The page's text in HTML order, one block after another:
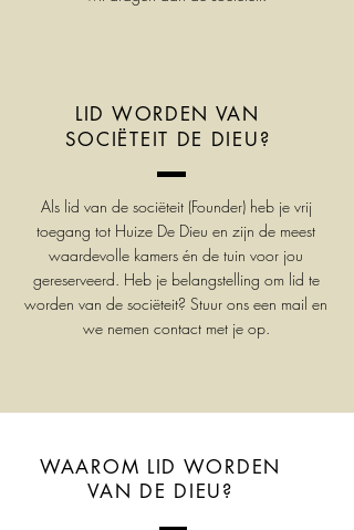
LID WORDEN VAN
SOCIËTEIT DE DIEU?
Als lid van de sociëteit (Founder) heb je vrij
toegang tot Huize De Dieu en zijn de meest
waardevolle kamers én de tuin voor jou
gereserveerd. Heb je belangstelling om lid te
worden van de sociëteit? Stuur ons een mail en
we nemen contact met je op.
WAAROM LID WORDEN
VAN DE DIEU?